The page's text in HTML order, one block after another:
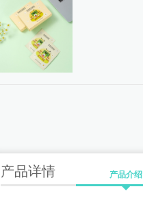
产品详情 产品介绍